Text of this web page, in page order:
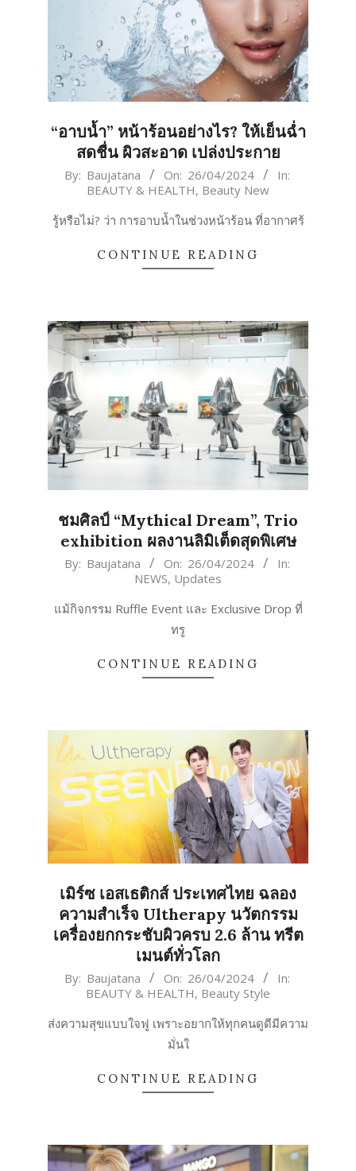
“อาบน้ำ” หน้าร้อนอย่างไร? ให้เย็นฉ่ำ
สดชื่น ผิวสะอาด เปล่งประกาย
2024-
26
By: Baujatana On: 26/04/2024
In:
BEAUTY & HEALTH, Beauty New
รู้หรือไม่? ว่า การอาบน้ำในช่วงหน้าร้อน ที่อากาศร้
CONTINUE READING
ชมศิลป์ “Mythical Dream”, Trio
exhibition ผลงานลิมิเต็ดสุดพิเศษ
2024-
26
By: Baujatana On: 26/04/2024
In:
NEWS, Updates
แม้กิจกรรม Ruffle Event และ Exclusive Drop ที่
ทรู
CONTINUE READING
เมิร์ซ เอสเธติกส์ ประเทศไทย ฉลอง
ความสำเร็จ Ultherapy นวัตกรรม
เครื่องยกกระชับผิวครบ 2.6 ล้าน ทรีต
เมนต์ทั่วโลก
2024-
26
By: Baujatana On: 26/04/2024
In:
BEAUTY & HEALTH, Beauty Style
ส่งความสุขแบบใจฟู เพราะอยากให้ทุกคนดูดีมีความ
มั่นใ
CONTINUE READING